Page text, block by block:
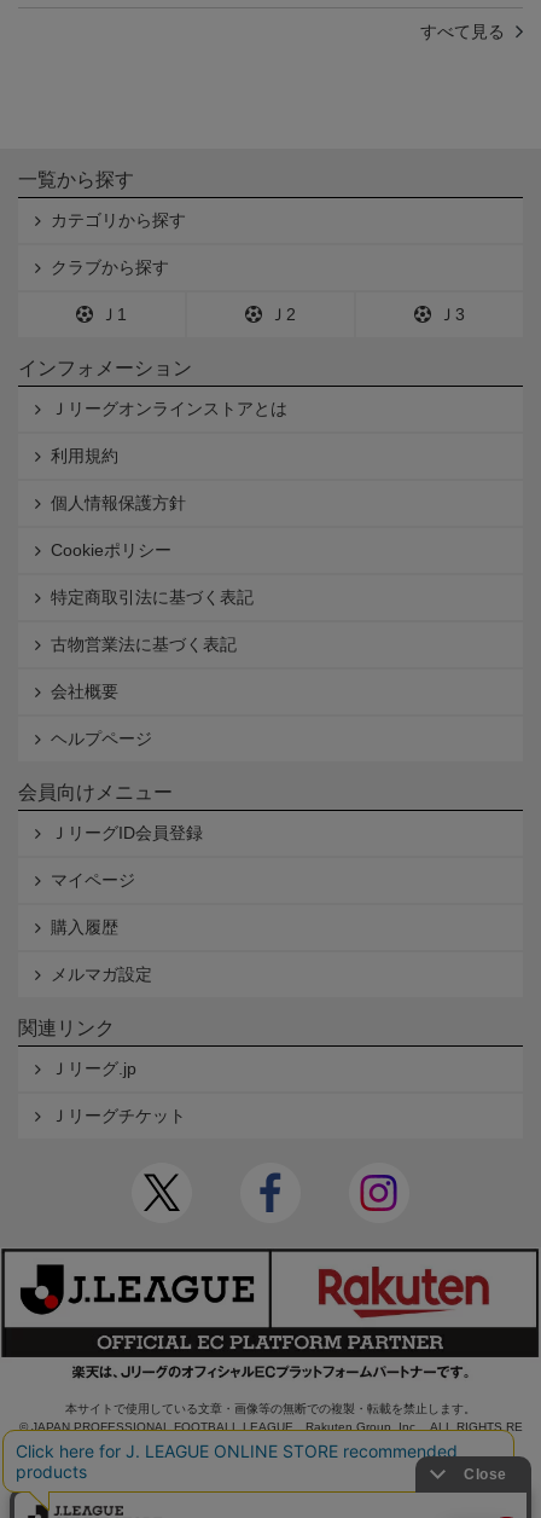
すべて見る
一覧から探す
カテゴリから探す
クラブから探す
Ｊ1 Ｊ2 Ｊ3
インフォメーション
Ｊリーグオンラインストアとは
利用規約
個人情報保護方針
Cookieポリシー
特定商取引法に基づく表記
古物営業法に基づく表記
会社概要
ヘルプページ
会員向けメニュー
ＪリーグID会員登録
マイページ
購入履歴
メルマガ設定
関連リンク
Ｊリーグ.jp
Ｊリーグチケット
本サイトで使用している文章・画像等の無断での複製・転載を禁止します。
© JAPAN PROFESSIONAL FOOTBALL LEAGUE Rakuten Group, Inc. ALL RIGHTS RE
SERVED.